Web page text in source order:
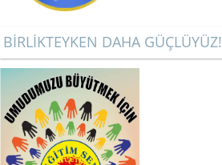
BİRLİKTEYKEN DAHA GÜÇLÜYÜZ!